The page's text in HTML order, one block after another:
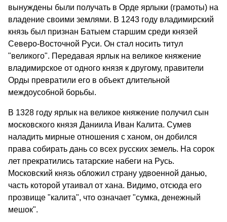
вынуждены были получать в Орде ярлыки (грамоты) на
владение своими землями. В 1243 году владимирский
князь был признан Батыем старшим среди князей
Северо-Восточной Руси. Он стал носить титул
"великого". Передавая ярлык на великое княжение
владимирское от одного князя к другому, правители
Орды превратили его в объект длительной
междоусобной борьбы.
В 1328 году ярлык на великое княжение получил сын
московского князя Даниила Иван Калита. Сумев
наладить мирные отношения с ханом, он добился
права собирать дань со всех русских земель. На сорок
лет прекратились татарские набеги на Русь.
Московский князь обложил страну удвоенной данью,
часть которой утаивал от хана. Видимо, отсюда его
прозвище "калита", что означает "сумка, денежный
мешок".